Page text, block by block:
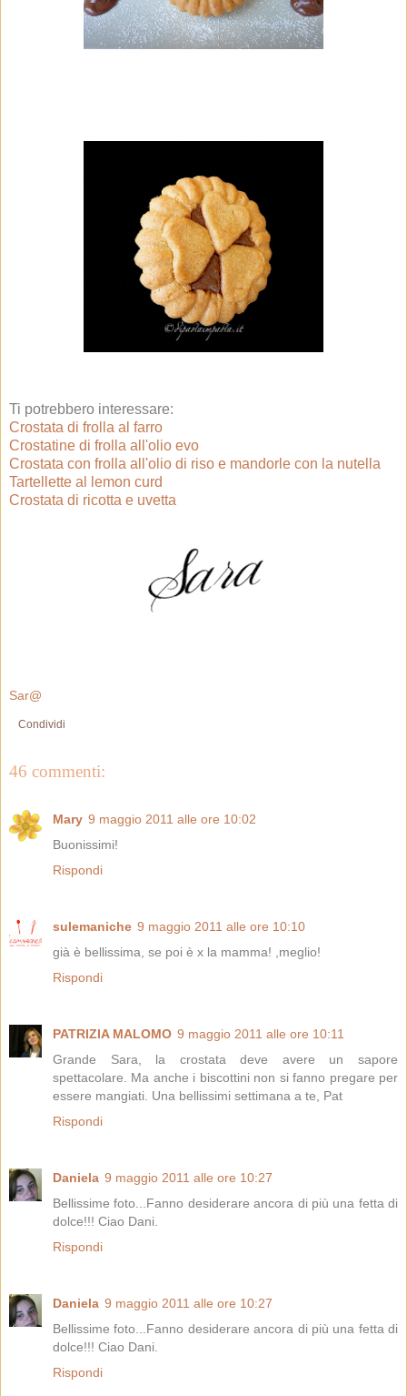
Ti potrebbero interessare:
Crostata di frolla al farro
Crostatine di frolla all'olio evo
Crostata con frolla all'olio di riso e mandorle con la nutella
Tartellette al lemon curd
Crostata di ricotta e uvetta
Sar@
Condividi
46 commenti:
Mary 9 maggio 2011 alle ore 10:02
Buonissimi!
Rispondi
sulemaniche 9 maggio 2011 alle ore 10:10
già è bellissima, se poi è x la mamma! ,meglio!
Rispondi
PATRIZIA MALOMO 9 maggio 2011 alle ore 10:11
Grande Sara, la crostata deve avere un sapore
spettacolare. Ma anche i biscottini non si fanno pregare per
essere mangiati. Una bellissimi settimana a te, Pat
Rispondi
Daniela 9 maggio 2011 alle ore 10:27
Bellissime foto...Fanno desiderare ancora di più una fetta di
dolce!!! Ciao Dani.
Rispondi
Daniela 9 maggio 2011 alle ore 10:27
Bellissime foto...Fanno desiderare ancora di più una fetta di
dolce!!! Ciao Dani.
Rispondi